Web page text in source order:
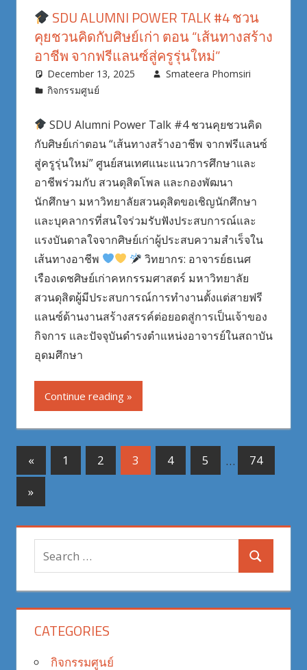
SDU ALUMNI POWER TALK #4 ชวน
คุยชวนคิดกับศิษย์เก่า ตอน “เส้นทางสร้าง
อาชีพ จากฟรีแลนซ์สู่ครูรุ่นใหม่”
December 13, 2025
Smateera Phomsiri
กิจกรรมศูนย์
SDU Alumni Power Talk #4 ชวนคุยชวนคิด
กับศิษย์เก่าตอน “เส้นทางสร้างอาชีพ จากฟรีแลนซ์
สู่ครูรุ่นใหม่” ศูนย์สนเทศแนะแนวการศึกษาและ
อาชีพร่วมกับ สวนดุสิตโพล และกองพัฒนา
นักศึกษา มหาวิทยาลัยสวนดุสิตขอเชิญนักศึกษา
และบุคลากรที่สนใจร่วมรับฟังประสบการณ์และ
แรงบันดาลใจจากศิษย์เก่าผู้ประสบความสำเร็จใน
เส้นทางอาชีพ
วิทยากร: อาจารย์ธเนศ
เรืองเดชศิษย์เก่าคหกรรมศาสตร์ มหาวิทยาลัย
สวนดุสิตผู้มีประสบการณ์การทำงานตั้งแต่สายฟรี
แลนซ์ด้านงานสร้างสรรค์ต่อยอดสู่การเป็นเจ้าของ
กิจการ และปัจจุบันดำรงตำแหน่งอาจารย์ในสถาบัน
อุดมศึกษา
Continue reading
Posts
pagination
« Previous
Posts
1 2 3 4 5 …
74
Next
Posts
»
Search
for:
Search
CATEGORIES
กิจกรรมศูนย์